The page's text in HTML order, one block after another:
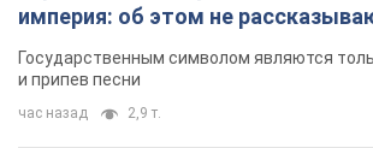
символа 90-х и как они выглядят
забывал о личном счастье